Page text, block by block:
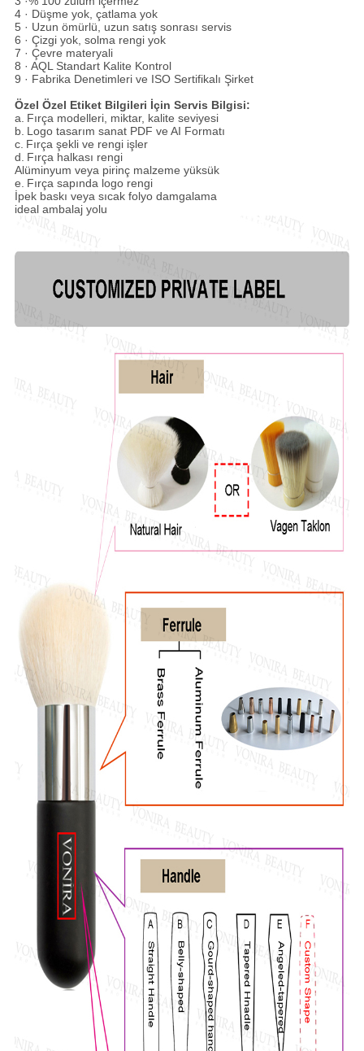
4 · Düşme yok, çatlama yok
5 · Uzun ömürlü, uzun satış sonrası servis
6 · Çizgi yok, solma rengi yok
7 · Çevre materyali
8 · AQL Standart Kalite Kontrol
9 · Fabrika Denetimleri ve ISO Sertifikalı Şirket
Özel Özel Etiket Bilgileri İçin Servis Bilgisi:
a. Fırça modelleri, miktar, kalite seviyesi
b. Logo tasarım sanat PDF ve AI Formatı
c. Fırça şekli ve rengi işler
d. Fırça halkası rengi
Alüminyum veya pirinç malzeme yüksük
e. Fırça sapında logo rengi
İpek baskı veya sıcak folyo damgalama
ideal ambalaj yolu